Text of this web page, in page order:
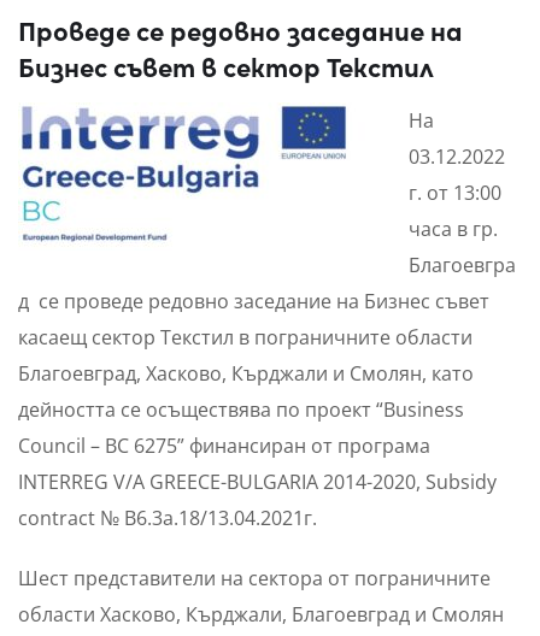
Проведе се редовно заседание на
Бизнес съвет в сектор Текстил
На
03.12.2022
г. от 13:00
часа в гр.
Благоевгра
д се проведе редовно заседание на Бизнес съвет
касаещ сектор Текстил в пограничните области
Благоевград, Хасково, Кърджали и Смолян, като
дейността се осъществява по проект “Business
Council – BC 6275” финансиран от програма
INTERREG V/A GREECE-BULGARIA 2014-2020, Subsidy
contract № B6.3a.18/13.04.2021г.
Шест представители на сектора от пограничните
области Хасково, Кърджали, Благоевград и Смолян